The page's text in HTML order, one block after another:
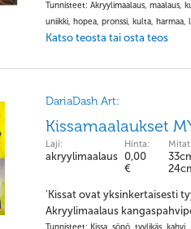
Tunnisteet: Akryylimaalaus, maalaus,
uniikki, hopea, pronssi, kulta, harmaa,
Katso teosta tai osta teos
DariaDash Art:
Kissamaalaukset
Laji:
akryylimaalaus
Hinta:
0,00
€
Mitat:
'Kissat ovat yksinkertaisesti
Akryylimaalaus